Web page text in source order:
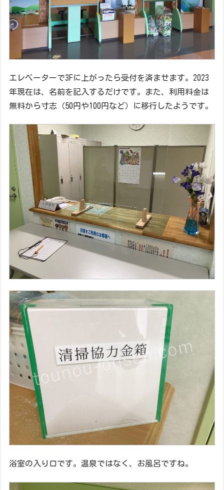
エレベーターで3Fに上がったら受付を済ませます。2023
年現在は、名前を記入するだけです。また、利用料金は
無料から寸志（50円や100円など）に移行したようです。
浴室の入り口です。温泉ではなく、お風呂ですね。